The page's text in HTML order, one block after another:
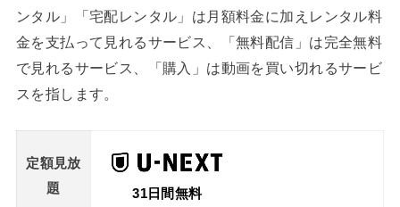
ンタル」「宅配レンタル」は月額料金に加えレンタル料
金を支払って見れるサービス、「無料配信」は完全無料
で見れるサービス、「購入」は動画を買い切れるサービ
スを指します。
定額見放
題
31日間無料